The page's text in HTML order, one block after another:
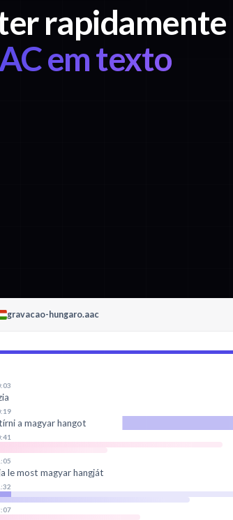
rapidamente
em texto
gravacao-hungaro.aac
a magyar hangot
le most magyar hangját